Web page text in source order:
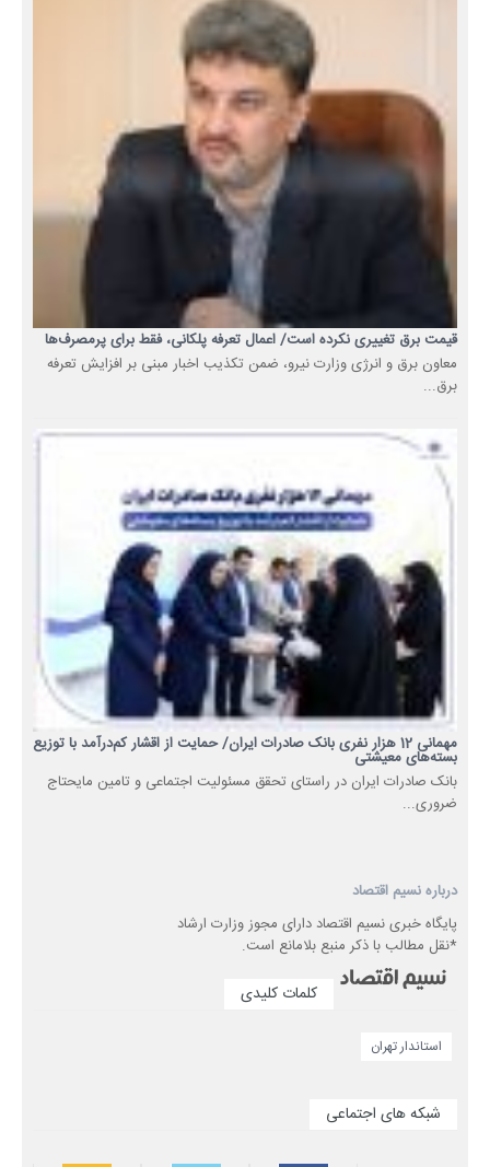
قیمت برق تغییری نکرده است/ اعمال تعرفه پلکانی، فقط برای پرمصرف‌ها
معاون برق و انرژی وزارت نیرو، ضمن تکذیب اخبار مبنی بر افزایش تعرفه
برق...
مهمانی 12 هزار نفری بانک صادرات ایران/ حمایت از اقشار کم‌درآمد با توزیع
بسته‌های معیشتی
​بانک صادرات ایران در راستای تحقق مسئولیت اجتماعی و تامین مایحتاج
ضروری...
درباره نسیم اقتصاد
پایگاه خبری نسیم اقتصاد دارای مجوز وزارت ارشاد
*نقل مطالب با ذکر منبع بلامانع است.
کلمات کلیدی
استاندار تهران
شبکه های اجتماعی